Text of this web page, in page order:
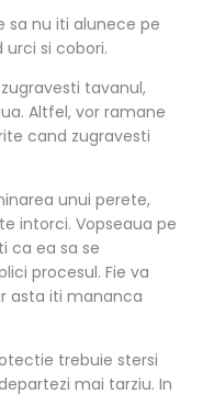
sa nu iti alunece pe
si cobori.
tavanul,
Altfel, vor ramane
cand zugravesti
unui perete,
intorci. Vopseaua pe
ca ea sa se
procesul. Fie va
asta iti mananca
trebuie stersi
mai tarziu. In